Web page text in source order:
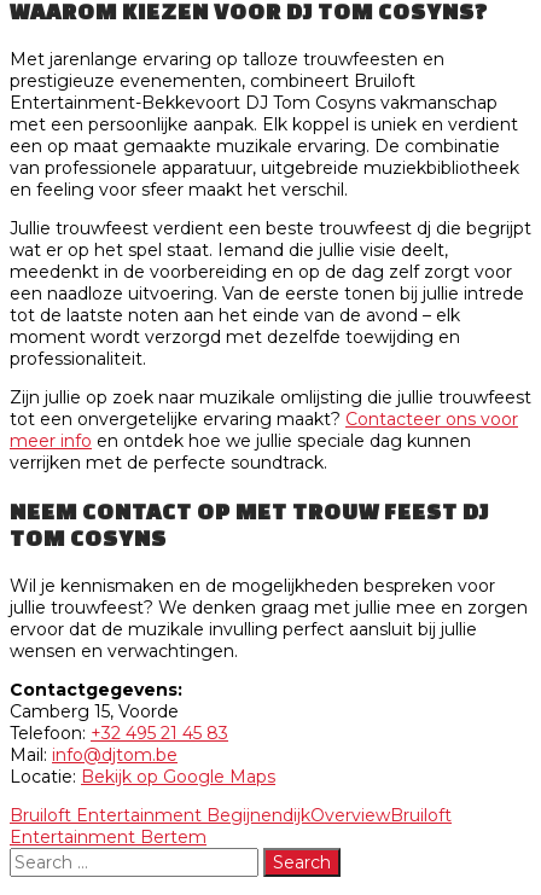
WAAROM KIEZEN VOOR DJ TOM COSYNS?
Met jarenlange ervaring op talloze trouwfeesten en
prestigieuze evenementen, combineert Bruiloft
Entertainment-Bekkevoort DJ Tom Cosyns vakmanschap
met een persoonlijke aanpak. Elk koppel is uniek en verdient
een op maat gemaakte muzikale ervaring. De combinatie
van professionele apparatuur, uitgebreide muziekbibliotheek
en feeling voor sfeer maakt het verschil.
Jullie trouwfeest verdient een beste trouwfeest dj die begrijpt
wat er op het spel staat. Iemand die jullie visie deelt,
meedenkt in de voorbereiding en op de dag zelf zorgt voor
een naadloze uitvoering. Van de eerste tonen bij jullie intrede
tot de laatste noten aan het einde van de avond – elk
moment wordt verzorgd met dezelfde toewijding en
professionaliteit.
Zijn jullie op zoek naar muzikale omlijsting die jullie trouwfeest
tot een onvergetelijke ervaring maakt? Contacteer ons voor
meer info en ontdek hoe we jullie speciale dag kunnen
verrijken met de perfecte soundtrack.
NEEM CONTACT OP MET TROUW FEEST DJ
TOM COSYNS
Wil je kennismaken en de mogelijkheden bespreken voor
jullie trouwfeest? We denken graag met jullie mee en zorgen
ervoor dat de muzikale invulling perfect aansluit bij jullie
wensen en verwachtingen.
Contactgegevens:
Camberg 15, Voorde
Telefoon: +32 495 21 45 83
Mail: info@djtom.be
Locatie: Bekijk op Google Maps
Bruiloft Entertainment BegijnendijkOverviewBruiloft
Entertainment Bertem